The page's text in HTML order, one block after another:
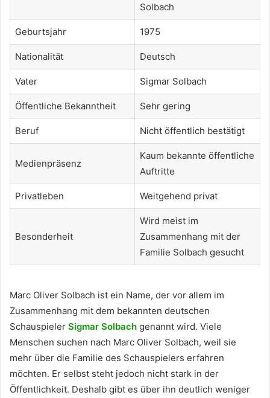
Solbach
Geburtsjahr 1975
Nationalität Deutsch
Vater Sigmar Solbach
Öffentliche Bekanntheit Sehr gering
Beruf Nicht öffentlich bestätigt
Medienpräsenz
Kaum bekannte öffentliche
Auftritte
Privatleben Weitgehend privat
Besonderheit
Wird meist im
Zusammenhang mit der
Familie Solbach gesucht
Marc Oliver Solbach ist ein Name, der vor allem im
Zusammenhang mit dem bekannten deutschen
Schauspieler Sigmar Solbach genannt wird. Viele
Menschen suchen nach Marc Oliver Solbach, weil sie
mehr über die Familie des Schauspielers erfahren
möchten. Er selbst steht jedoch nicht stark in der
Öffentlichkeit. Deshalb gibt es über ihn deutlich weniger